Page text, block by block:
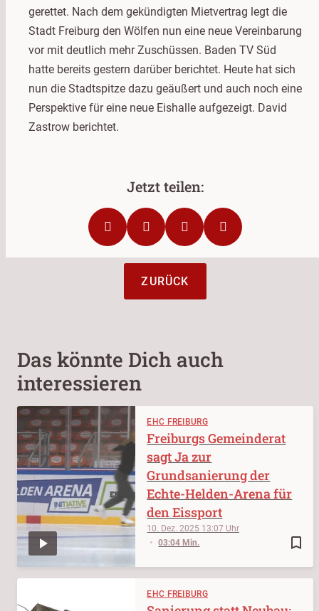
gerettet. Nach dem gekündigten Mietvertrag legt die
Stadt Freiburg den Wölfen nun eine neue Vereinbarung
vor mit deutlich mehr Zuschüssen. Baden TV Süd
hatte bereits gestern darüber berichtet. Heute hat sich
nun die Stadtspitze dazu geäußert und auch noch eine
Perspektive für eine neue Eishalle aufgezeigt. David
Zastrow berichtet.
ZURÜCK
Das könnte Dich auch
interessieren
EHC FREIBURG
bookmark_border
10. Dez. 2025 13:07
03:04 Min.
Freiburgs Gemeinderat
sagt Ja zur
Grundsanierung der
Echte-Helden-Arena für
den Eissport
EHC FREIBURG